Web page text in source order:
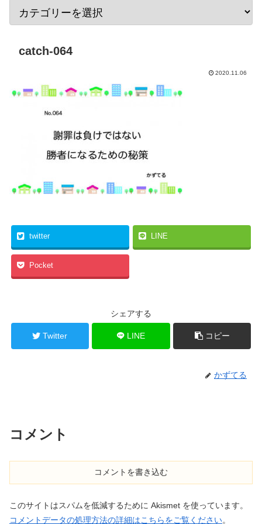
catch-064
2020.11.06
twitter LINE
Pocket
シェアする
Twitter LINE コピー
かずてる
コメント
コメントを書き込む
このサイトはスパムを低減するために Akismet を使っています。
コメントデータの処理方法の詳細はこちらをご覧ください。